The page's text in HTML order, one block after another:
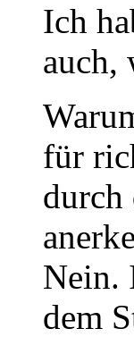
Ich
auch,
für
durch
Nein.
dem